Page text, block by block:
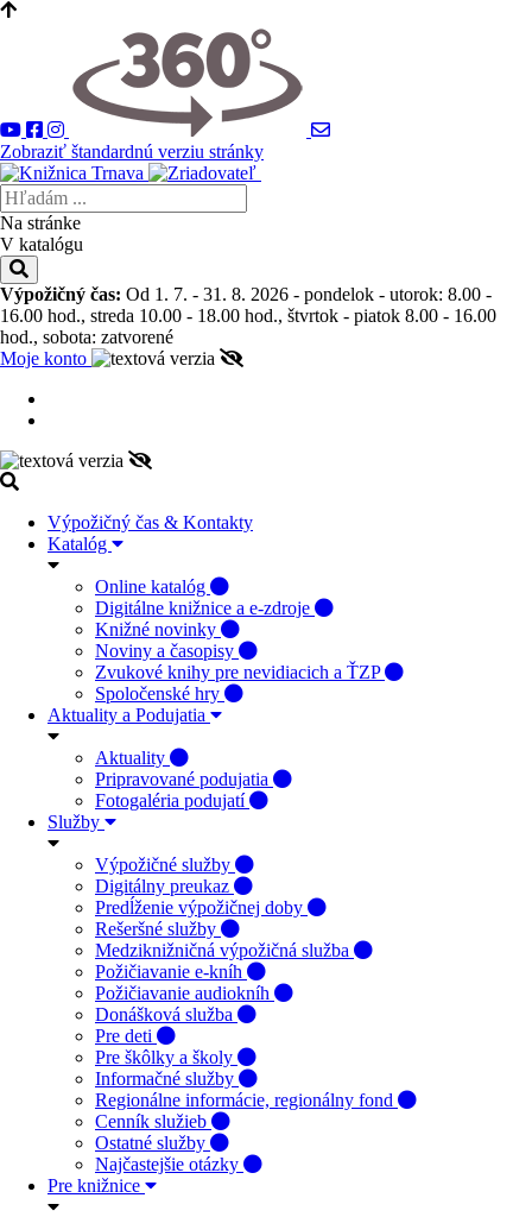
Zobraziť štandardnú verziu stránky
Na stránke
V katalógu
Výpožičný čas: Od 1. 7. - 31. 8. 2026 - pondelok - utorok: 8.00 -
16.00 hod., streda 10.00 - 18.00 hod., štvrtok - piatok 8.00 - 16.00
hod., sobota: zatvorené
Moje konto
Výpožičný čas & Kontakty
Katalóg
Online katalóg
Digitálne knižnice a e-zdroje
Knižné novinky
Noviny a časopisy
Zvukové knihy pre nevidiacich a ŤZP
Spoločenské hry
Aktuality a Podujatia
Aktuality
Pripravované podujatia
Fotogaléria podujatí
Služby
Výpožičné služby
Digitálny preukaz
Predĺženie výpožičnej doby
Rešeršné služby
Medziknižničná výpožičná služba
Požičiavanie e-kníh
Požičiavanie audiokníh
Donášková služba
Pre deti
Pre škôlky a školy
Informačné služby
Regionálne informácie, regionálny fond
Cenník služieb
Ostatné služby
Najčastejšie otázky
Pre knižnice